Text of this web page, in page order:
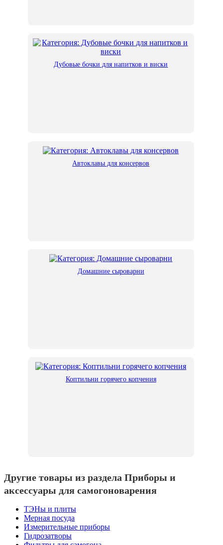
Дубовые бочки для напитков и виски
Автоклавы для консервов
Домашние сыроварни
Коптильни горячего копчения
Другие товары из раздела Приборы и
аксессуары для самогоноварения
ТЭНы и плиты
Мерная посуда
Измерительные приборы
Гидрозатворы